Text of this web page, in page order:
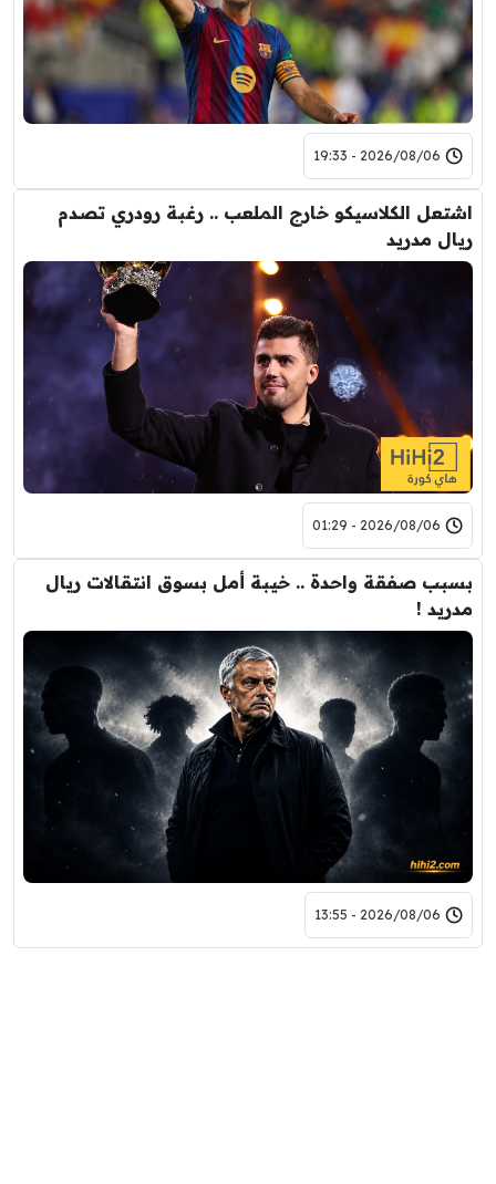
2026/08/06 - 19:33
اشتعل الكلاسيكو خارج الملعب .. رغبة رودري تصدم
ريال مدريد
2026/08/06 - 01:29
بسبب صفقة واحدة .. خيبة أمل بسوق انتقالات ريال
مدريد !
2026/08/06 - 13:55